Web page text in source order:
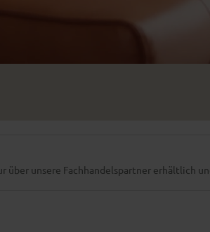
unsere Fachhandelspartner erhältlich